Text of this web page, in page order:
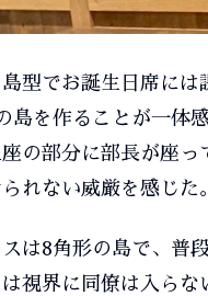
型でお誕生日席には
島を作ることが一体
の部分に部長が座
れない威厳を感じ
は8角形の島で、普
視界に同僚は入ら